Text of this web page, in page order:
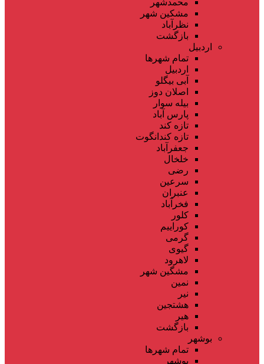
مشکین شهر
نظرآباد
بازگشت
اردبیل
تمام شهر‌ها
اردبیل
آبی بیگلو
اصلان دوز
بیله سوار
پارس آباد
تازه کند
تازه کندانگوت
جعفرآباد
خلخال
رضی
سرعین
عنبران
فخرآباد
کلور
کوراییم
گرمی
گیوی
لاهرود
مشگین شهر
نمین
نیر
هشتجین
هیر
بازگشت
بوشهر
تمام شهر‌ها
بوشهر